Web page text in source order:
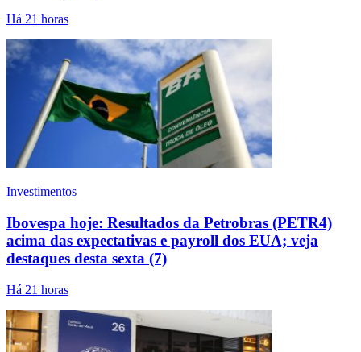
Há 21 horas
Investimentos
Ibovespa hoje: Resultados da Petrobras (PETR4)
acima das expectativas e payroll dos EUA; veja
destaques desta sexta (7)
Há 21 horas